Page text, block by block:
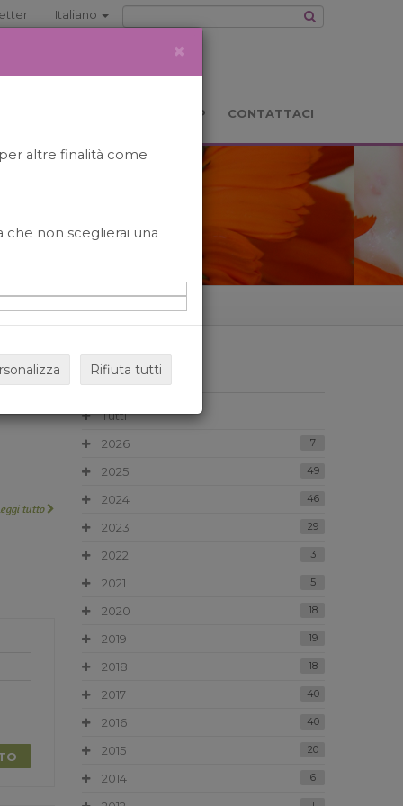
Italiano
BOOKSHOP CONTATTACI
tutto
ARCHIVIO
Tutti
2026
7
2025 49
2024 46
2023 29
2022 3
2021 5
2020 18
2019 19
2018 18
2017 40
2016 40
2015 20
2014 6
×
altre finalità come
che non sceglierai una
Rifiuta tutti